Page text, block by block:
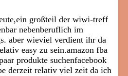
großteil der wiwi-treff
nebenberuflich im
aber wieviel verdient ihr da
easy zu sein.amazon fba
produkte suchenfacebook
derzeit relativ viel zeit da ich